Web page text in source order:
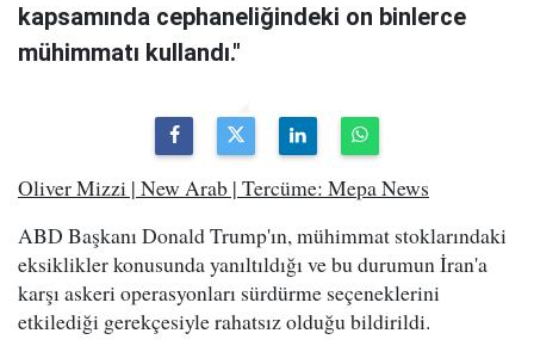
kapsamında cephaneliğindeki on binlerce
mühimmatı kullandı."
Oliver Mizzi | New Arab | Tercüme: Mepa News
ABD Başkanı Donald Trump'ın, mühimmat stoklarındaki
eksiklikler konusunda yanıltıldığı ve bu durumun İran'a
karşı askeri operasyonları sürdürme seçeneklerini
etkilediği gerekçesiyle rahatsız olduğu bildirildi.